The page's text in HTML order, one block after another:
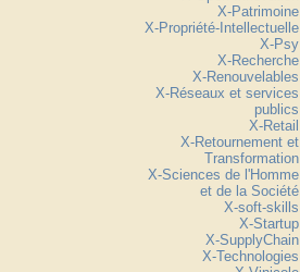
X-Patrimoine
X-Propriété-Intellectuelle
X-Psy
X-Recherche
X-Renouvelables
X-Réseaux et services
publics
X-Retail
X-Retournement et
Transformation
X-Sciences de l'Homme
et de la Société
X-soft-skills
X-Startup
X-SupplyChain
X-Technologies